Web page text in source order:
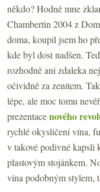
někdo? Hodně mne
Chambertin 2004 z
doma, koupil jsem ho
kde byl dost nadšen.
rozhodně ani zdaleka
očividně za zenitem.
lépe, ale moc tomu
prezentacenového
rychlé okysličení vína,
v takové podivné kapsli
plastovým stojánkem.
vína podobným stylem,